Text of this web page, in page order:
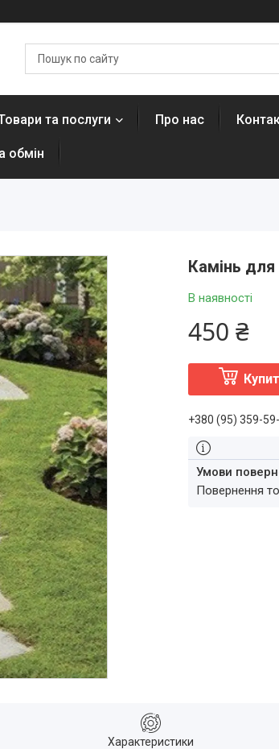
та послуги Про нас
обмін
Камінь
В наявності
450 ₴
+380 (95) 359-
повернення
Характеристики